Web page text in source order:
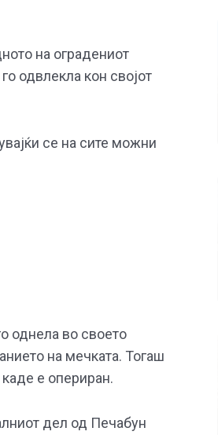
на оградениот
одвлекла кон својот
се на сите можни
однела во своето
на мечката. Тогаш
е опериран.
дел од Печабун